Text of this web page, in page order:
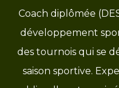
Coach diplômée
développement
des tournois qui se
saison sportive.